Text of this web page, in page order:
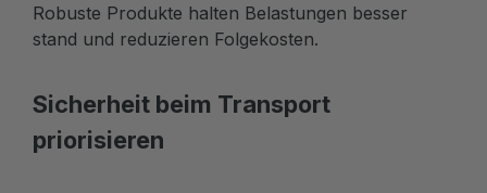
Robuste Produkte halten Belastungen besser
stand und reduzieren Folgekosten.
Sicherheit beim Transport
priorisieren